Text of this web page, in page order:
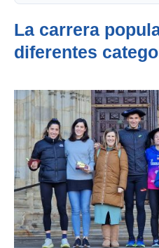
La carrera
diferentes